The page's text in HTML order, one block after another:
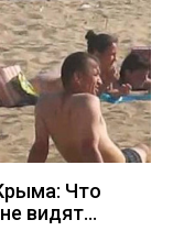
Что
видят...